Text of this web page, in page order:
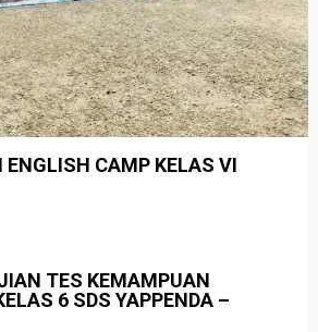
CAMP KELAS VI
TES KEMAMPUAN
6 SDS YAPPENDA –